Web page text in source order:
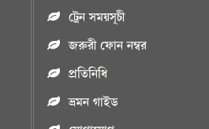
ট্রেন সময়সূচী
জরুরী ফোন নম্বর
প্রতিনিধি
ভ্রমন গাইড